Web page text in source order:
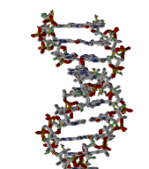
Форум
Форум